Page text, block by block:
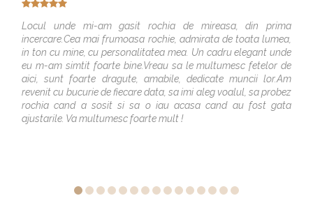
Locul unde mi-am gasit rochia de mireasa, din prima
incercare.Cea mai frumoasa rochie, admirata de toata lumea,
in ton cu mine, cu personalitatea mea. Un cadru elegant unde
eu m-am simtit foarte bine.Vreau sa le multumesc fetelor de
aici, sunt foarte dragute, amabile, dedicate muncii lor.Am
revenit cu bucurie de fiecare data, sa imi aleg voalul, sa probez
rochia cand a sosit si sa o iau acasa cand au fost gata
ajustarile. Va multumesc foarte mult !